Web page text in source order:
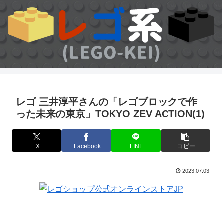
レゴ 三井淳平さんの「レゴブロックで作
った未来の東京」TOKYO ZEV ACTION(1)
X Facebook LINE コピー
2023.07.03